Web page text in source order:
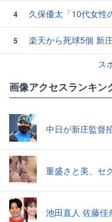
4 久保優太「10代女性
5
楽天から死球5個 新
ス
画像アクセスランキン
中日が新庄監督
重盛さと美、セ
池田直人 佐藤佳